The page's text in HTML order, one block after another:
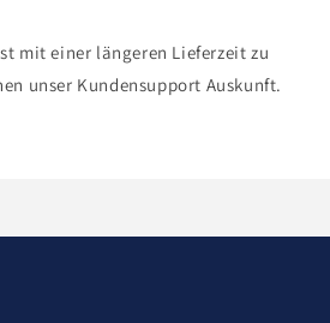
mit einer längeren Lieferzeit zu
unser Kundensupport Auskunft.